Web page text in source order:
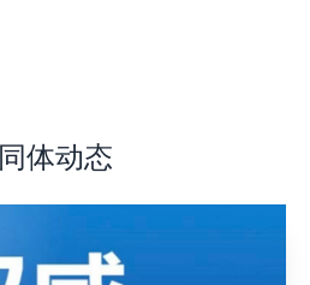
体动态